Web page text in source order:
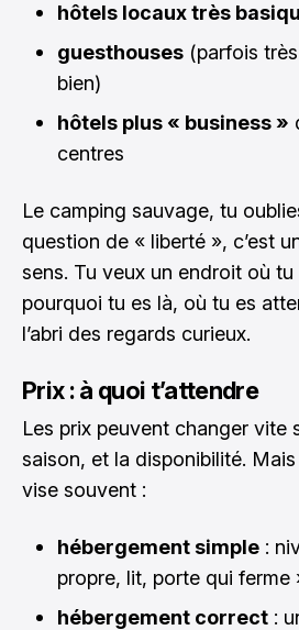
hôtels locaux très
guesthouses (parfois
bien)
hôtels plus « business »
centres
Le camping sauvage, tu
question de « liberté », c’est
sens. Tu veux un endroit où
pourquoi tu es là, où tu es
l’abri des regards curieux.
Prix : à quoi t’attendre
Les prix peuvent changer vite
saison, et la disponibilité.
vise souvent :
hébergement simple :
propre, lit, porte qui ferme
hébergement correct :